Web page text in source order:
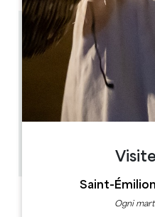
16.2 km
Altissima stagione
domenica, dalle
maggio, giugno,
domenica, dalle
novembre a
alle 12.30 e dalle
Visites libres avec
Visites guidées sur
Copiare il codice GPS
Saint-
Ogni